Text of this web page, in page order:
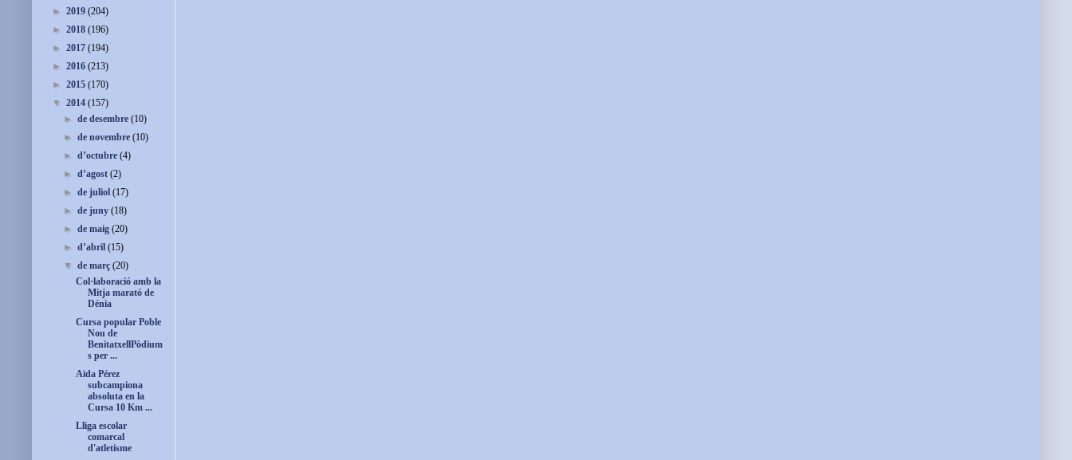
► 2019 (204)
► 2018 (196)
► 2017 (194)
► 2016 (213)
► 2015 (170)
▼ 2014 (157)
►de desembre(10)
►de novembre(10)
►d’octubre(4)
►d’agost(2)
►de juliol(17)
►de juny(18)
►de maig(20)
►d’abril(15)
▼de març(20)
Col·laboració amb la
Mitja marató de
Dénia
Cursa popular Poble
Nou de
BenitatxellPòdium
s per ...
Aïda Pérez
subcampiona
absoluta en la
Cursa 10 Km ...
Lliga escolar
comarcal
d'atletisme